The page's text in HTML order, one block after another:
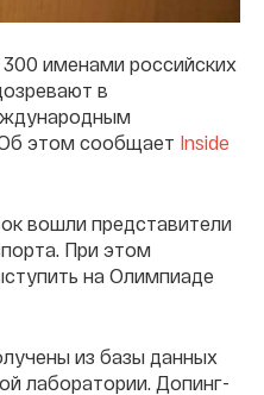
именами российских
в
этом сообщает Inside
вошли представители
При этом
на Олимпиаде
из базы данных
лаборатории. Допинг-